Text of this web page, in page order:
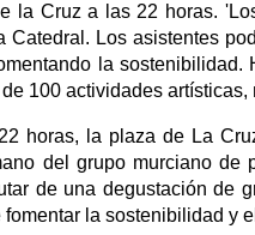
la Cruz a las 22 horas.
Catedral. Los asistentes
la
100 actividades
horas, la plaza de La
del grupo murciano de
de una degustación de
fomentar la sostenibilidad y